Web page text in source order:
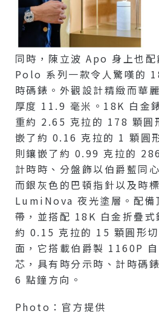
同時，陳立波 Apo 身上也
Polo 系列一款令人驚嘆的
時碼錶。外觀設計精緻而華
厚度 11.9 毫米。18K 白金
重約 2.65 克拉的 178 顆圓
嵌了約 0.16 克拉的 1 顆圓
則鑲嵌了約 0.99 克拉的
計時時、分盤飾以伯爵藍同
而銀灰色的巴頓指針以及時
LumiNova 夜光塗層。配備
帶，並搭配 18K 白金折疊式
約 0.15 克拉的 15 顆圓形
面，它搭載伯爵製 1160P
芯，具有時分示時、計時碼
6 點鐘方向。
Photo：官方提供